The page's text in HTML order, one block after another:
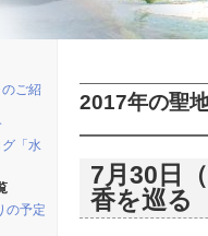
2017年の聖
7月30日
香を巡る
ご紹
「水
の予定